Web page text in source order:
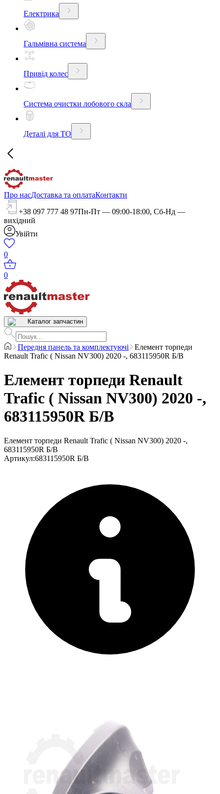
Електрика
Гальмівна система
Привід колес
Система очистки лобового скла
Деталі для ТО
Про насДоставка та оплатаКонтакти
+38 097 777 48 97Пн-Пт — 09:00-18:00, Сб-Нд —
вихідний
Увійти
0
0
Каталог запчастин
Передня панель та комплектуючі
Елемент торпеди
Renault Trafic ( Nissan NV300) 2020 -, 683115950R Б/В
Елемент торпеди Renault
Trafic ( Nissan NV300) 2020 -,
683115950R Б/В
Елемент торпеди Renault Trafic ( Nissan NV300) 2020 -,
683115950R Б/В
Артикул:683115950R Б/В